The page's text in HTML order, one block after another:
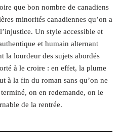
que bon nombre de canadiens
minorités canadiennes qu’on a
Un style accessible et
et humain alternant
la lourdeur des sujets abordés
à le croire : en effet, la plume
à la fin du roman sans qu’on ne
on en redemande, on le
de la rentrée.